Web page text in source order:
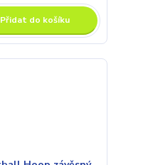
Přidat do košíku